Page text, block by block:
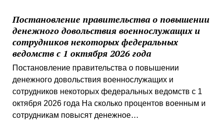
Постановление правительства о повышении
денежного довольствия военнослужащих и
сотрудников некоторых федеральных
ведомств с 1 октября 2026 года
Постановление правительства о повышении
денежного довольствия военнослужащих и
сотрудников некоторых федеральных ведомств с 1
октября 2026 года На сколько процентов военным и
сотрудникам повысят денежное…